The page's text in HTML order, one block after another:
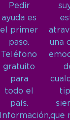
Pedir
ayuda es
el primer
paso.
Teléfono
gratuito
para
todo el
país.
Información,
una
que